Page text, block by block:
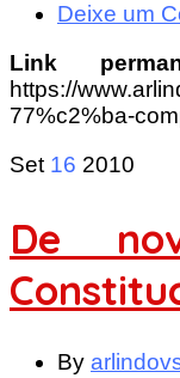
Deixe um
Link
https://
77%c2%ba-
Set 16 2010
De
By